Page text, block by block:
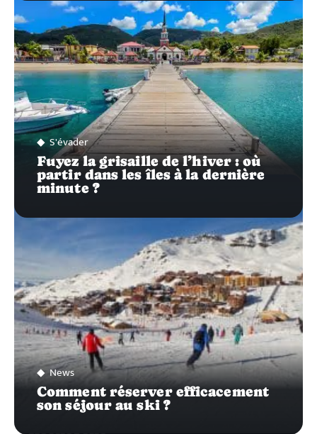
S'évader
Fuyez la grisaille de l’hiver : où
partir dans les îles à la dernière
minute ?
News
Comment réserver efficacement
son séjour au ski ?